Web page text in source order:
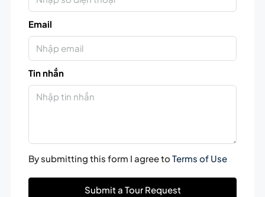
Email
Tin nhắn
By submitting this form I agree to Terms of Use
Submit a Tour Request